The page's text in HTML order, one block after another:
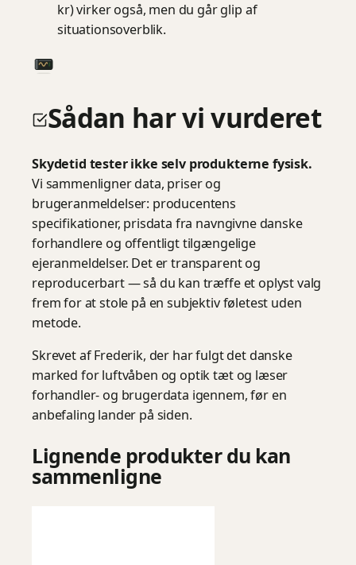
kr) virker også, men du går glip af
situationsoverblik.
Sådan har vi vurderet
Skydetid tester ikke selv produkterne fysisk.
Vi sammenligner data, priser og
brugeranmeldelser: producentens
specifikationer, prisdata fra navngivne danske
forhandlere og offentligt tilgængelige
ejeranmeldelser. Det er transparent og
reproducerbart — så du kan træffe et oplyst valg
frem for at stole på en subjektiv føletest uden
metode.
Skrevet af Frederik, der har fulgt det danske
marked for luftvåben og optik tæt og læser
forhandler- og brugerdata igennem, før en
anbefaling lander på siden.
Lignende produkter du kan
sammenligne